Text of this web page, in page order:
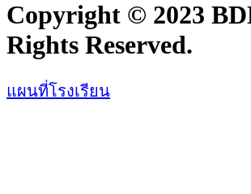
Copyright © 2023
Rights Reserved.
แผนที่โรงเรียน